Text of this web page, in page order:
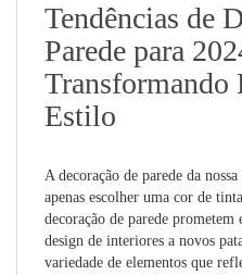
Tendências de
Parede para
Transformando
Estilo
A decoração de parede da
apenas escolher uma cor de
decoração de parede prometem
design de interiores a novos
variedade de elementos que